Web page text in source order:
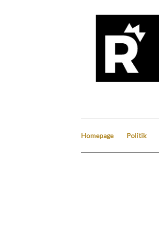
Homepage Politik